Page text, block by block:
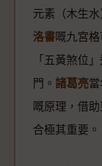
元素（木生
洛書嘅九宮
「五黃煞位
門。 諸葛亮
嘅原理，借
合極其重要。